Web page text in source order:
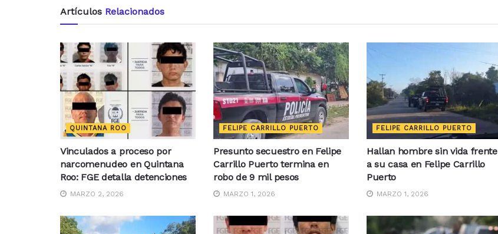
Artículos Relacionados
QUINTANA ROO
Vinculados a proceso por
narcomenudeo en Quintana
Roo: FGE detalla detenciones
MARZO 2, 2026
FELIPE CARRILLO PUERTO
Presunto secuestro en Felipe
Carrillo Puerto termina en
robo de 9 mil pesos
MARZO 1, 2026
FELIPE CARRILLO PUERTO
Hallan hombre sin vida frente
a su casa en Felipe Carrillo
Puerto
MARZO 1, 2026